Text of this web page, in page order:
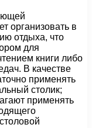
организовать в
отдыха, что
для
книги либо
В качестве
применять
столик;
применять